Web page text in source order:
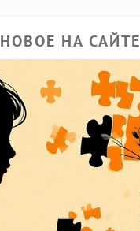
НОВОЕ НА САЙТЕ